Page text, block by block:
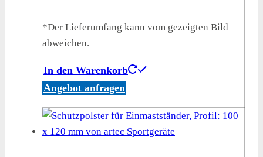
*Der Lieferumfang kann vom gezeigten Bild
abweichen.
In den Warenkorb
Angebot anfragen